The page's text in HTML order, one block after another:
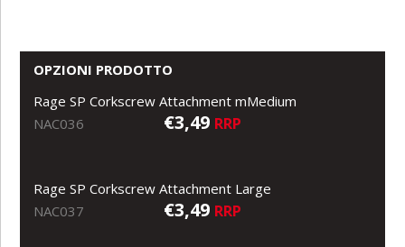
OPZIONI PRODOTTO
Rage SP Corkscrew Attachment mMedium
NAC036
€3,49 RRP
Rage SP Corkscrew Attachment Large
NAC037
€3,49 RRP